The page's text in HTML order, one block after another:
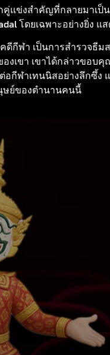
งสำคัญที่กลายมาเป็น
โดยเฉพาะอย่างยิ่ง
คดีกีฬา เป็นการสำรวจ
เขา เขาได้กล่าวขอบ
ฬาเทนนิสอย่างลึกซึ้ง
ษย์ของตำนานคนนี้